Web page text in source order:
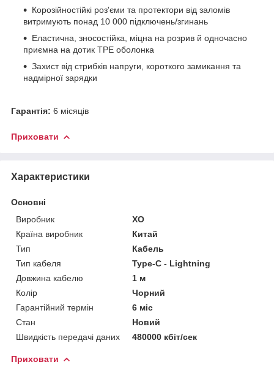
Корозійностійкі роз'єми та протектори від заломів
витримують понад 10 000 підключень/згинань
Еластична, зносостійка, міцна на розрив й одночасно
приємна на дотик TPE оболонка
Захист від стрибків напруги, короткого замикання та
надмірної зарядки
Гарантія: 6 місяців
Приховати
Характеристики
Основні
Виробник
XO
Країна виробник
Китай
Тип
Кабель
Тип кабеля
Type-C - Lightning
Довжина кабелю
1 м
Колір
Чорний
Гарантійний термін
6 міс
Стан
Новий
Швидкість передачі даних
480000 кбіт/сек
Приховати